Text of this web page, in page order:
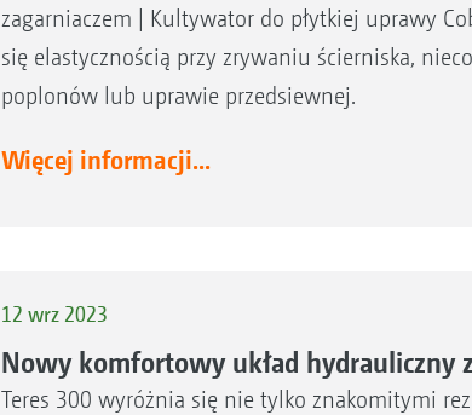
zagarniaczem | Kultywator do płytkiej uprawy
się elastycznością przy zrywaniu ścierniska,
poplonów lub uprawie przedsiewnej.
Więcej informacji...
12 wrz 2023
Nowy komfortowy układ hydrauliczny
Teres 300 wyróżnia się nie tylko znakomitymi